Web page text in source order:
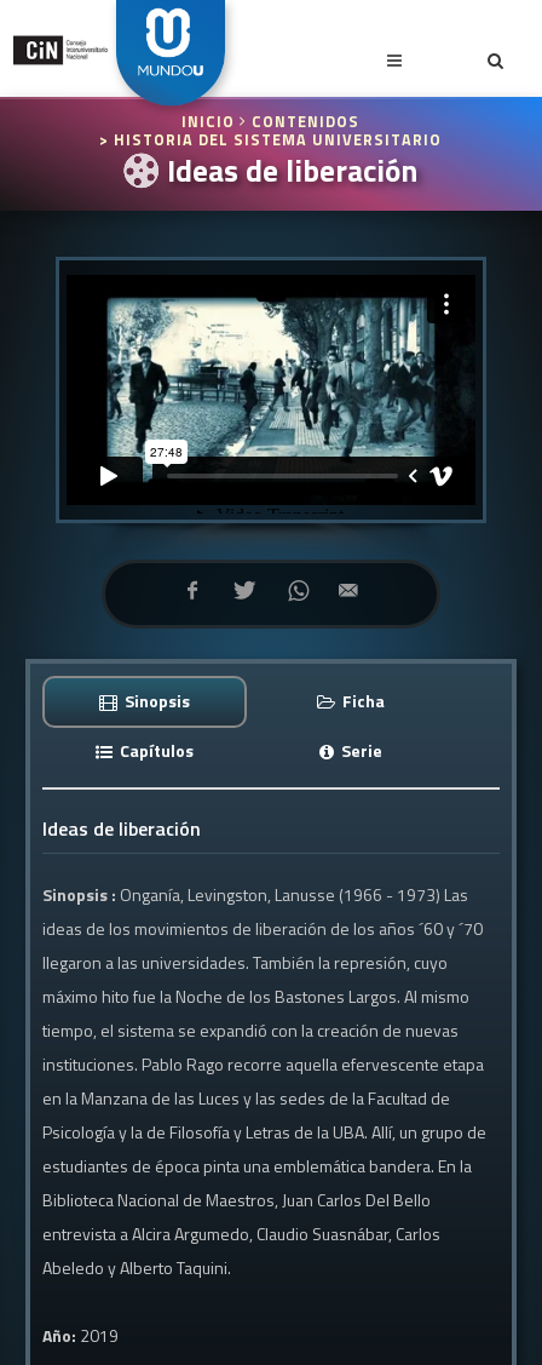
INICIO CONTENIDOS
> HISTORIA DEL SISTEMA UNIVERSITARIO
Ideas de liberación
Sinopsis
Ficha
Capítulos
Serie
Ideas de liberación
Sinopsis : Onganía, Levingston, Lanusse (1966 - 1973) Las
ideas de los movimientos de liberación de los años ´60 y ´70
llegaron a las universidades. También la represión, cuyo
máximo hito fue la Noche de los Bastones Largos. Al mismo
tiempo, el sistema se expandió con la creación de nuevas
instituciones. Pablo Rago recorre aquella efervescente etapa
en la Manzana de las Luces y las sedes de la Facultad de
Psicología y la de Filosofía y Letras de la UBA. Allí, un grupo de
estudiantes de época pinta una emblemática bandera. En la
Biblioteca Nacional de Maestros, Juan Carlos Del Bello
entrevista a Alcira Argumedo, Claudio Suasnábar, Carlos
Abeledo y Alberto Taquini.
Año: 2019